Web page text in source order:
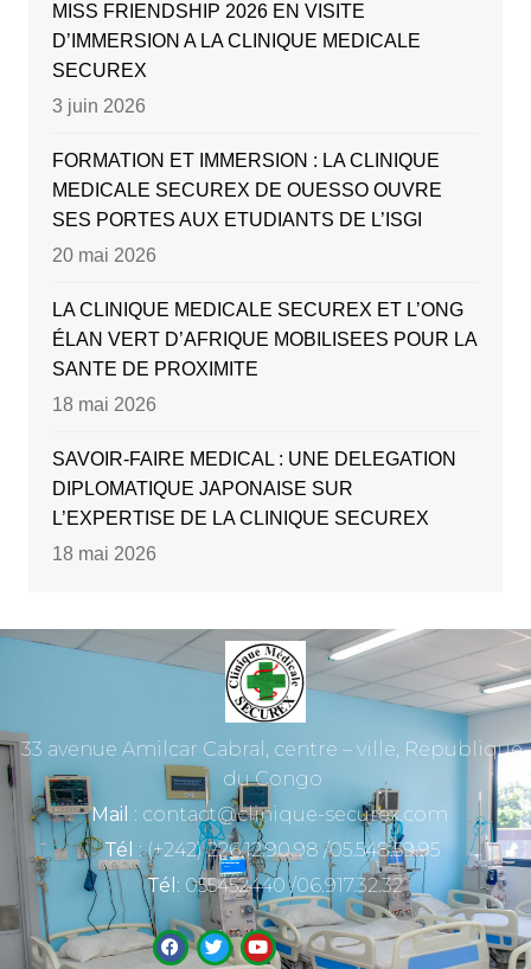
MISS FRIENDSHIP 2026 EN VISITE
D’IMMERSION A LA CLINIQUE MEDICALE
SECUREX
3 juin 2026
FORMATION ET IMMERSION : LA CLINIQUE
MEDICALE SECUREX DE OUESSO OUVRE
SES PORTES AUX ETUDIANTS DE L’ISGI
20 mai 2026
LA CLINIQUE MEDICALE SECUREX ET L’ONG
ÉLAN VERT D’AFRIQUE MOBILISEES POUR LA
SANTE DE PROXIMITE
18 mai 2026
SAVOIR-FAIRE MEDICAL : UNE DELEGATION
DIPLOMATIQUE JAPONAISE SUR
L’EXPERTISE DE LA CLINIQUE SECUREX
18 mai 2026
33 avenue Amilcar Cabral, centre – ville, Republique
du Congo
Mail : contact@clinique-securex.com
Tél : (+242) 226.12.90.98 /05.548.59.95
Tél : 055452440 /06.917.32.32